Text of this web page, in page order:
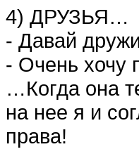
4) ДРУЗЬЯ…
- Давай
- Очень хочу
…Когда она
на нее я и
права!